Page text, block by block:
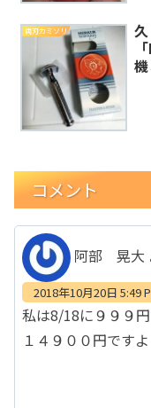
両刃カミソリ
コメント
阿部 晃大
2018年10月20日 5:49
私は8/18に９９９
１４９００円ですよ